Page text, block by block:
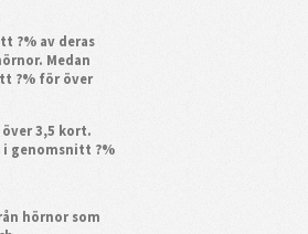
?% av deras
Medan
?% för över
3,5 kort.
i genomsnitt ?%
hörnor som